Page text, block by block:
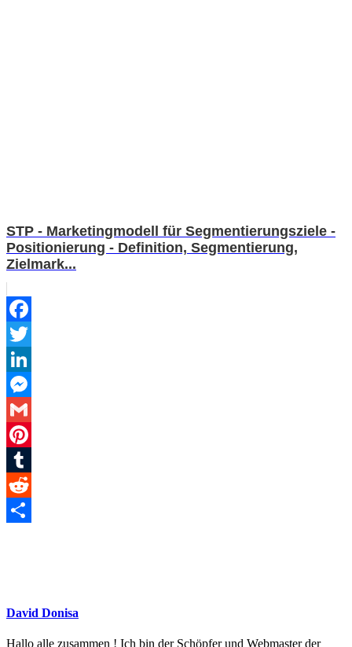
STP - Marketingmodell für Segmentierungsziele -
Positionierung - Definition, Segmentierung,
Zielmark...
Facebook
Twitter
LinkedIn
Messenger
Gmail
Pinterest
Tumblr
Reddit
David Donisa
Hallo alle zusammen ! Ich bin der Schöpfer und Webmaster der